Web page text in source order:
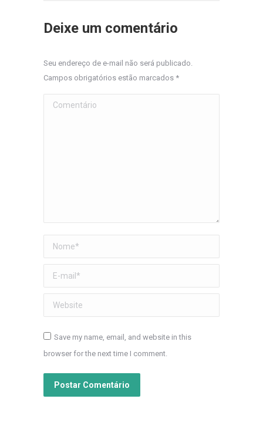
Deixe um comentário
Seu endereço de e-mail não será publicado.
Campos obrigatórios estão marcados *
Comentário
Nome *
E-mail *
Website
Save my name, email, and website in this
browser for the next time I comment.
Postar Comentário